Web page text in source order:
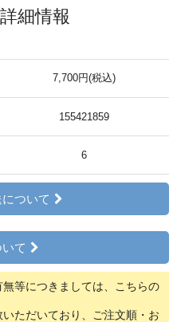
細情報
7,700円(税込)
155421859
6
ついて
て
等につきましては、こちらの
ただいており、ご注文順・お